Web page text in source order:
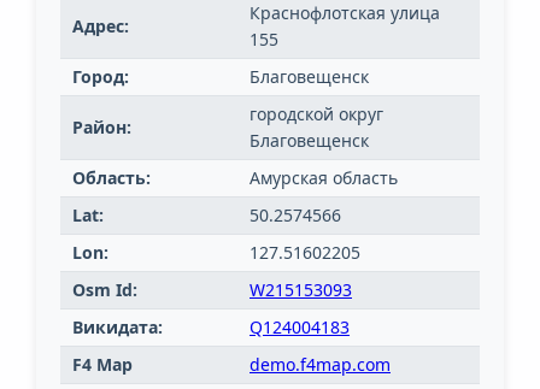
Адрес:
Краснофлотская улица
155
Город:
Благовещенск
Район:
городской округ
Благовещенск
Область:
Амурская область
Lat:
50.2574566
Lon:
127.51602205
Osm Id:
W215153093
Викидата:
Q124004183
F4 Map
demo.f4map.com